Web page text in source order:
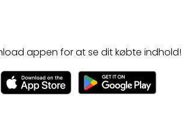
appen for at se dit købte indhold!